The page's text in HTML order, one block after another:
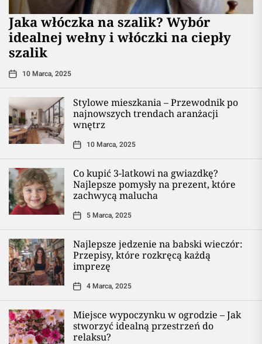
Jaka włóczka na szalik? Wybór
idealnej wełny i włóczki na ciepły
szalik
10 Marca, 2025
Stylowe mieszkania – Przewodnik po
najnowszych trendach aranżacji
wnętrz
10 Marca, 2025
Co kupić 3-latkowi na gwiazdkę?
Najlepsze pomysły na prezent, które
zachwycą malucha
5 Marca, 2025
Najlepsze jedzenie na babski wieczór:
Przepisy, które rozkręcą każdą
imprezę
4 Marca, 2025
Miejsce wypoczynku w ogrodzie – Jak
stworzyć idealną przestrzeń do
relaksu?